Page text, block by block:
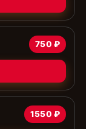
750 ₽
1550 ₽